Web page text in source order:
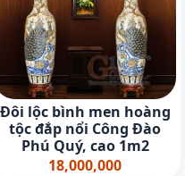
Đôi lộc bình men hoàng
tộc đắp nổi Công Đào
Phú Quý, cao 1m2
18,000,000